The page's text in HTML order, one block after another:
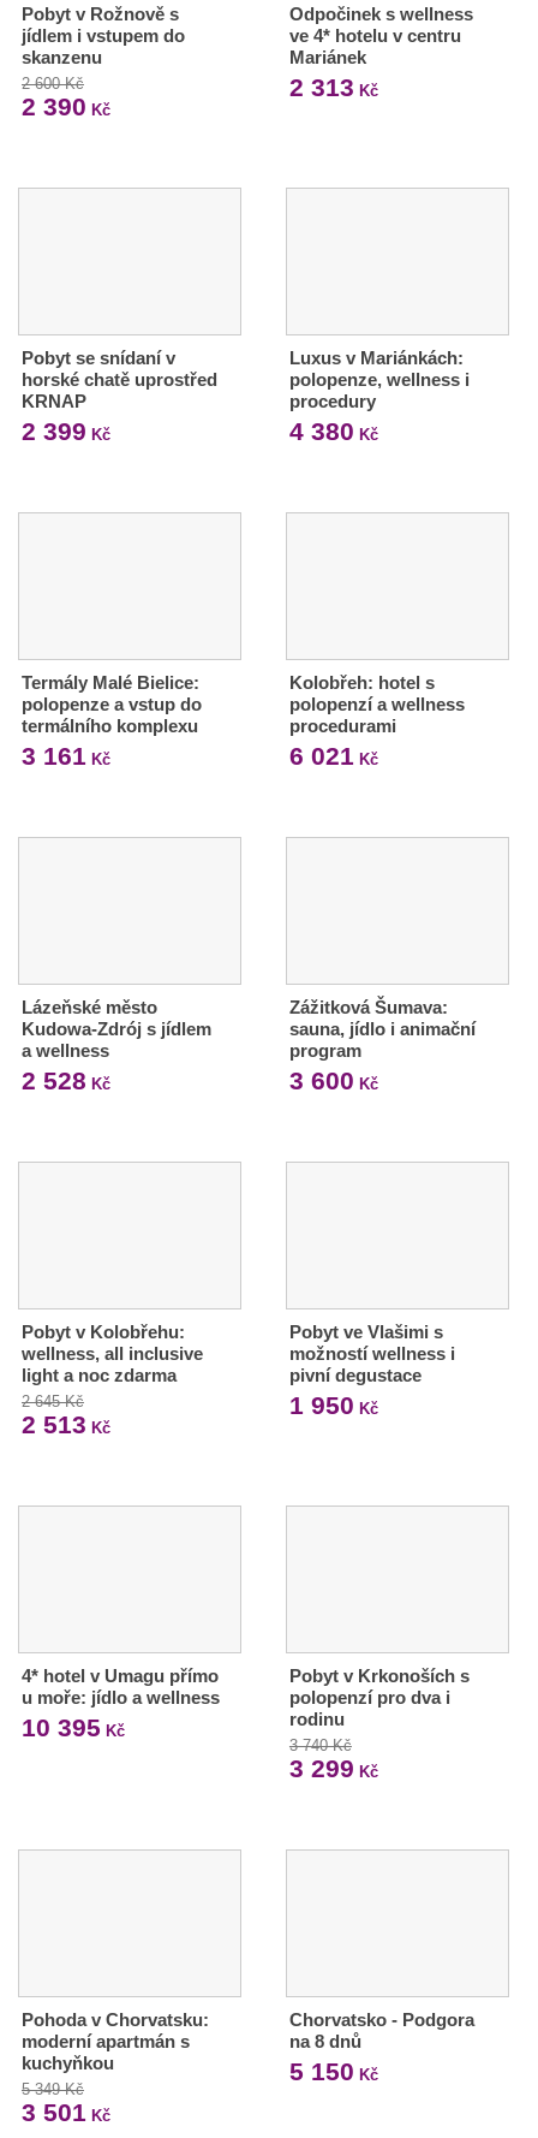
Pobyt v Rožnově s
jídlem i vstupem do
skanzenu
2 600 Kč
2 390 Kč
Odpočinek s wellness
ve 4* hotelu v centru
Mariánek
2 313 Kč
Pobyt se snídaní v
horské chatě uprostřed
KRNAP
2 399 Kč
Luxus v Mariánkách:
polopenze, wellness i
procedury
4 380 Kč
Termály Malé Bielice:
polopenze a vstup do
termálního komplexu
3 161 Kč
Kolobřeh: hotel s
polopenzí a wellness
procedurami
6 021 Kč
Lázeňské město
Kudowa-Zdrój s jídlem
a wellness
2 528 Kč
Zážitková Šumava:
sauna, jídlo i animační
program
3 600 Kč
Pobyt v Kolobřehu:
wellness, all inclusive
light a noc zdarma
2 645 Kč
2 513 Kč
Pobyt ve Vlašimi s
možností wellness i
pivní degustace
1 950 Kč
4* hotel v Umagu přímo
u moře: jídlo a wellness
10 395 Kč
Pobyt v Krkonoších s
polopenzí pro dva i
rodinu
3 740 Kč
3 299 Kč
Pohoda v Chorvatsku:
moderní apartmán s
kuchyňkou
5 349 Kč
3 501 Kč
Chorvatsko - Podgora
na 8 dnů
5 150 Kč